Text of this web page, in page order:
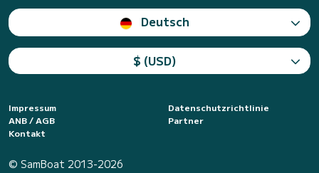
Deutsch
$ (USD)
Impressum
Datenschutzrichtlinie
ANB / AGB
Partner
Kontakt
© SamBoat 2013-2026